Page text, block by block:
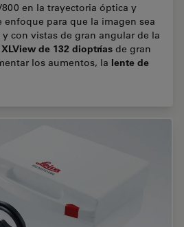
en la trayectoria óptica y
enfoque para que la imagen sea
con vistas de gran angular de la
de 132 dioptrías de gran
los aumentos, la lente de